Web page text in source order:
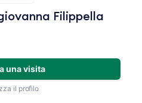
Filippella
una visita
il profilo